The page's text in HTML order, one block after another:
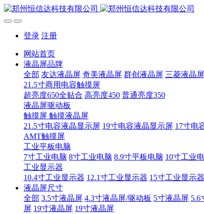
登录 注册
网站首页
液晶屏品牌
全部 友达液晶屏 奇美液晶屏 群创液晶屏 三菱液晶屏
21.5寸商用电容触摸屏
超亮度650全贴合 高亮度450 普通亮度350
液晶屏驱动板
触摸屏 触摸液晶屏
21.5寸电容液晶显示屏 19寸电容液晶显示屏 17寸电
AMT触摸屏
工业平板电脑
7寸工业电脑 8寸工业电脑 8.9寸平板电脑 10寸工业
工业显示器
10.4寸工业显示器 12.1寸工业显示器 15寸工业显示器
液晶屏尺寸
全部 3.5寸液晶屏 4.3寸液晶屏/驱动板 5寸液晶屏 5.6
屏 19寸液晶屏 19寸液晶屏